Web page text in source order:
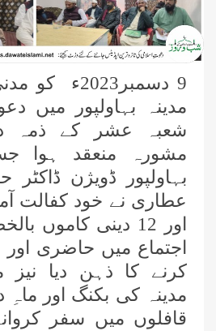
9
مدینہ بہاولپور میں
شعبہ عشر کے ذمہ
مشورہ منعقد ہوا
بہاولپور ڈویژن ڈاکٹر
عطاری نے خود کفالت
اور 12 دینی کاموں
اجتماع میں حاضری
کرنے کا ذہن دیا نیز
مدینہ کی بکنگ اور
قافلوں میں سفر